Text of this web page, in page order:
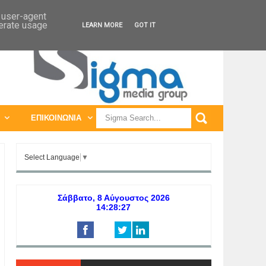
ΠΑΓΚΟΣΜΙΕΣ ΕΚΘΕΣΕΙΣ
ΕΠΙΚΟΙΝΩΝΙΑ
Select Language ▼
agent
usage LEARN MORE GOT IT